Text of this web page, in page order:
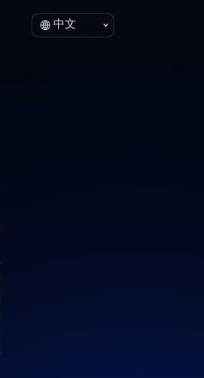
中文